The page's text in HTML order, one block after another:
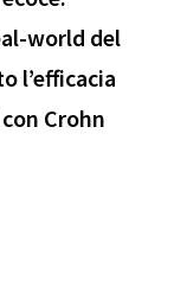
world del
l’efficacia
Crohn